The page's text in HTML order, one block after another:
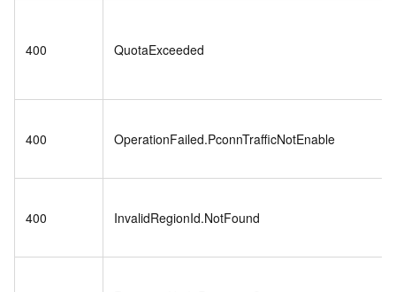
400 QuotaExceeded
400 OperationFailed.PconnTrafficNotEnable
400 InvalidRegionId.NotFound